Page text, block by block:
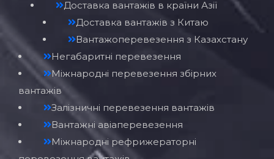
Негабаритні перевезення
Міжнародні перевезення збірних
вантажів
Залізничні перевезення вантажів
Вантажні авіаперевезення
Міжнародні рефрижераторні
перевезення вантажів
Міжнародні автомобільні вантажні